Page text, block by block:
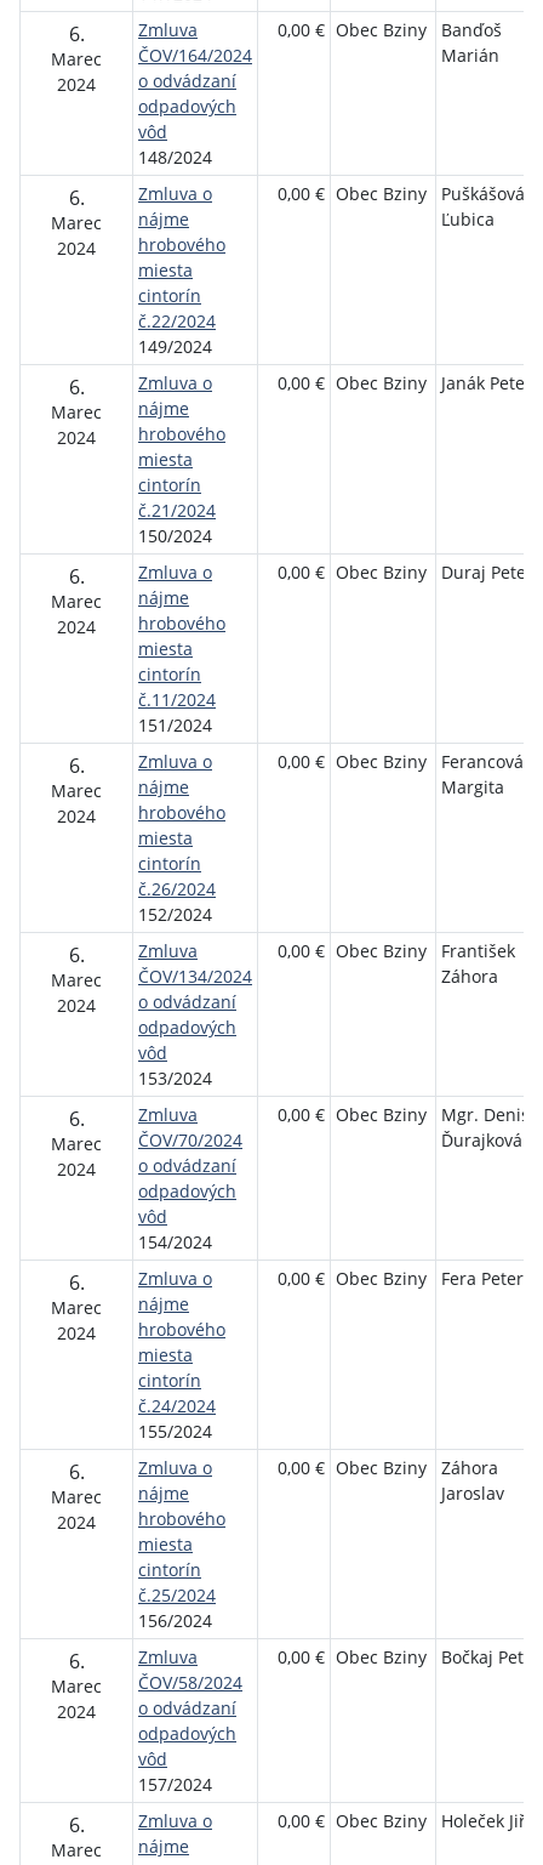
6.
Marec
2024
Zmluva
ČOV/164/2024
o odvádzaní
odpadových
vôd
148/2024
0,00 € Obec Bziny
Banďoš
Marián
6.
Marec
2024
Zmluva o
nájme
hrobového
miesta
cintorín
č.22/2024
149/2024
0,00 € Obec Bziny
Puškášová
Ľubica
6.
Marec
2024
Zmluva o
nájme
hrobového
miesta
cintorín
č.21/2024
150/2024
0,00 € Obec Bziny Janák Peter
6.
Marec
2024
Zmluva o
nájme
hrobového
miesta
cintorín
č.11/2024
151/2024
0,00 € Obec Bziny Duraj Peter
6.
Marec
2024
Zmluva o
nájme
hrobového
miesta
cintorín
č.26/2024
152/2024
0,00 € Obec Bziny
Ferancová
Margita
6.
Marec
2024
Zmluva
ČOV/134/2024
o odvádzaní
odpadových
vôd
153/2024
0,00 € Obec Bziny
František
Záhora
6.
Marec
2024
Zmluva
ČOV/70/2024
o odvádzaní
odpadových
vôd
154/2024
0,00 € Obec Bziny
Mgr. Denisa
Ďurajková
6.
Marec
2024
Zmluva o
nájme
hrobového
miesta
cintorín
č.24/2024
155/2024
0,00 € Obec Bziny Fera Peter
6.
Marec
2024
Zmluva o
nájme
hrobového
miesta
cintorín
č.25/2024
156/2024
0,00 € Obec Bziny
Záhora
Jaroslav
6.
Marec
2024
Zmluva
ČOV/58/2024
o odvádzaní
odpadových
vôd
157/2024
0,00 € Obec Bziny Bočkaj Peter
6.
Marec
Zmluva o
nájme
0,00 € Obec Bziny Holeček Jiří